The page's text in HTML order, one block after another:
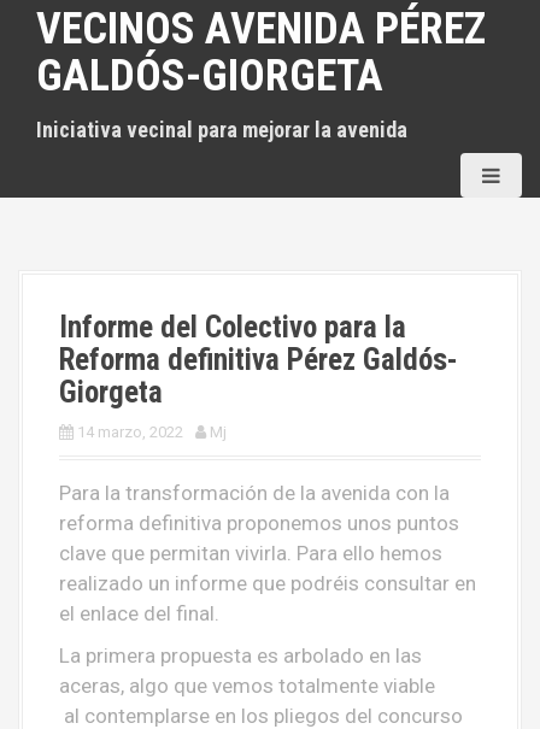
a
VECINOS AVENIDA PÉREZ
GALDÓS-GIORGETA
Iniciativa vecinal para mejorar la avenida
Informe del Colectivo para la
Reforma definitiva Pérez Galdós-
Giorgeta
14 marzo, 2022 Mj
Para la transformación de la avenida con la
reforma definitiva proponemos unos puntos
clave que permitan vivirla. Para ello hemos
realizado un informe que podréis consultar en
el enlace del final.
La primera propuesta es arbolado en las
aceras, algo que vemos totalmente viable
al contemplarse en los pliegos del concurso